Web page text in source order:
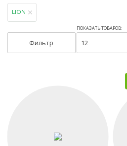
LION
Фильтр
ПОКАЗАТЬ ТОВАРОВ:
12